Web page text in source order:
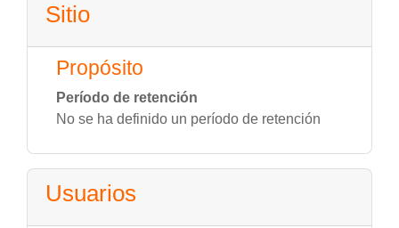
Sitio
Propósito
Período de retención
No se ha definido un período de retención
Usuarios